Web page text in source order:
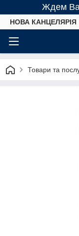
Ждем
НОВА КАНЦЕЛЯРІЯ
Товари та